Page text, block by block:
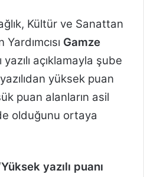
Kültür ve Sanattan
Gamze
yazılı açıklamayla şube
yüksek puan
puan alanların asil
olduğunu ortaya
yazılı puanı